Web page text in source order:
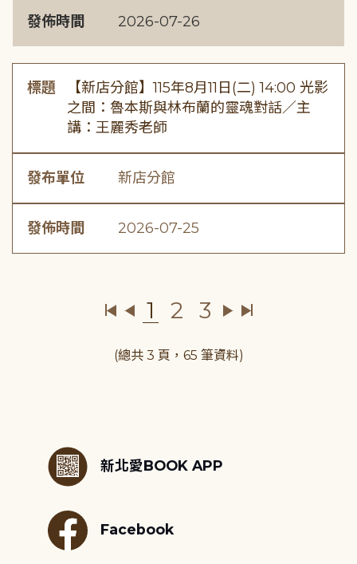
發佈時間 2026-07-26
標題
【新店分館】115年8月11日(二) 14:00 光影
之間：魯本斯與林布蘭的靈魂對話／主
講：王麗秀老師
發布單位 新店分館
發佈時間 2026-07-25
1 2 3
(總共 3 頁，65 筆資料)
新北愛BOOK APP
Facebook